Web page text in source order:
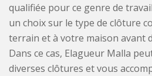
qualifiée pour ce genre de
un choix sur le type de clôture
terrain et à votre maison avant
Dans ce cas, Elagueur Malla
diverses clôtures et vous